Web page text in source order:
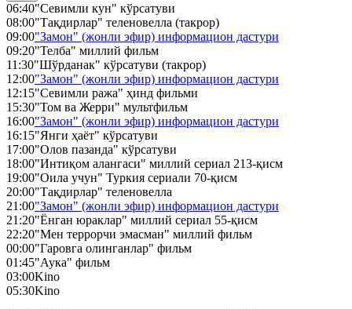
06:40"Севимли кун" кўрсатуви
08:00"Тақдирлар" теленовелла (такрор)
09:00"Замон" (жонли эфир) информацион дастури
09:20"Телба" миллий фильм
11:30"Шўрданак" кўрсатуви (такрор)
12:00"Замон" (жонли эфир) информацион дастури
12:15"Севимли ража" ҳинд фильми
15:30"Том ва Жерри" мультфильм
16:00"Замон" (жонли эфир) информацион дастури
16:15"Янги ҳаёт" кўрсатуви
17:00"Олов пазанда" кўрсатуви
18:00"Интиқом алангаси" миллий сериал 213-қисм
19:00"Оила учун" Туркия сериали 70-қисм
20:00"Тақдирлар" теленовелла
21:00"Замон" (жонли эфир) информацион дастури
21:20"Ёнган юраклар" миллий сериал 55-қисм
22:20"Мен террорчи эмасман" миллий фильм
00:00"Гаровга олинганлар" фильм
01:45"Аука" фильм
03:00Kino
05:30Kino